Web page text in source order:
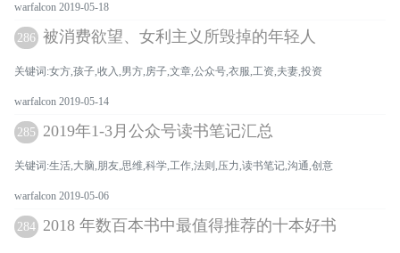
warfalcon 2019-05-18
286 被消费欲望、女利主义所毁掉的年轻人
关键词:女方,孩子,收入,男方,房子,文章,公众号,衣服,工资,夫妻,投资
warfalcon 2019-05-14
285 2019年1-3月公众号读书笔记汇总
关键词:生活,大脑,朋友,思维,科学,工作,法则,压力,读书笔记,沟通,创意
warfalcon 2019-05-06
284 2018 年数百本书中最值得推荐的十本好书